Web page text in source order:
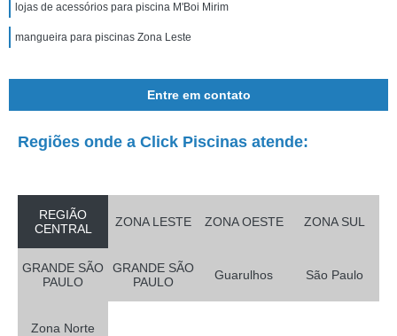
lojas de acessórios para piscina M'Boi Mirim
mangueira para piscinas Zona Leste
Entre em contato
Regiões onde a Click Piscinas atende:
REGIÃO
CENTRAL
ZONA LESTE ZONA OESTE ZONA SUL
GRANDE SÃO
PAULO
GRANDE SÃO
PAULO
Guarulhos São Paulo
Zona Norte